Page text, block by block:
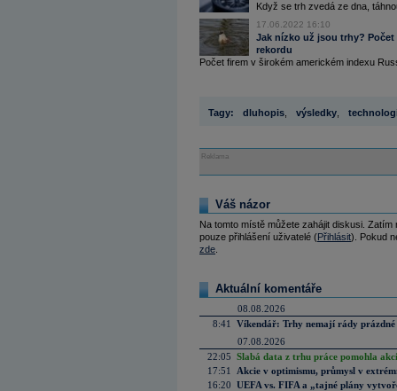
Když se trh zvedá ze dna,
17.06.2022 16:10
Jak nízko už jsou trhy?
rekordu
Počet firem v širokém americkém indexu
Tagy: dluhopis výsledky
Reklama
Váš názor
Na tomto místě můžete zahájit diskusi.
pouze přihlášení uživatelé (Přihlásit). Pokud
zde
Aktuální komentáře
08.08.2026
8:41
Víkendář: Trhy nemají rády prázdné
07.08.2026
22:05 Slabá data z trhu práce pomohla
17:51
Akcie v optimismu, průmysl v
16:20 UEFA vs. FIFA a „tajné plány